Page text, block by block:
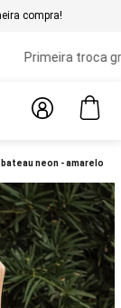
compra!
troca grátis
neon - amarelo